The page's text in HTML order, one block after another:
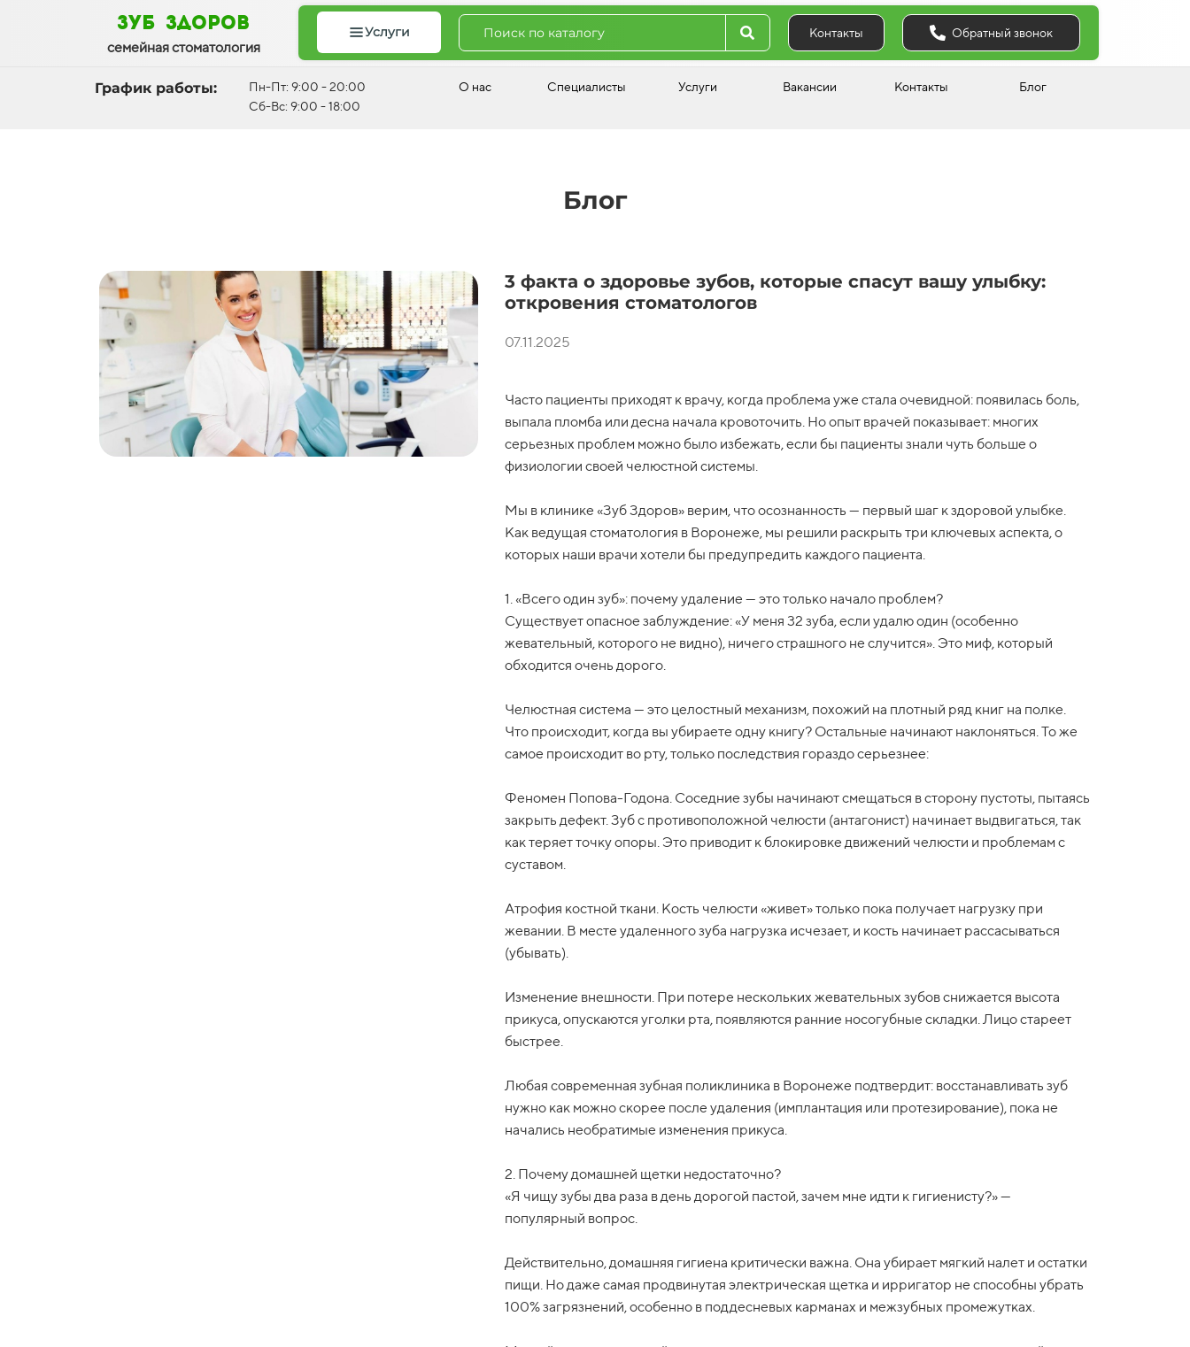
зуб здоров
семейная стоматология
Услуги Контакты Обратный звонок
График работы:
Пн-Пт: 9:00 - 20:00
Сб-Вс: 9:00 - 18:00
О нас Специалисты Услуги Вакансии Контакты Блог
Блог
3 факта о здоровье зубов, которые спасут вашу улыбку:
откровения стоматологов
07.11.2025
Часто пациенты приходят к врачу, когда проблема уже стала очевидной: появилась боль,
выпала пломба или десна начала кровоточить. Но опыт врачей показывает: многих
серьезных проблем можно было избежать, если бы пациенты знали чуть больше о
физиологии своей челюстной системы.
Мы в клинике «Зуб Здоров» верим, что осознанность — первый шаг к здоровой улыбке.
Как ведущая стоматология в Воронеже, мы решили раскрыть три ключевых аспекта, о
которых наши врачи хотели бы предупредить каждого пациента.
1. «Всего один зуб»: почему удаление — это только начало проблем?
Существует опасное заблуждение: «У меня 32 зуба, если удалю один (особенно
жевательный, которого не видно), ничего страшного не случится». Это миф, который
обходится очень дорого.
Челюстная система — это целостный механизм, похожий на плотный ряд книг на полке.
Что происходит, когда вы убираете одну книгу? Остальные начинают наклоняться. То же
самое происходит во рту, только последствия гораздо серьезнее:
Феномен Попова-Годона. Соседние зубы начинают смещаться в сторону пустоты, пытаясь
закрыть дефект. Зуб с противоположной челюсти (антагонист) начинает выдвигаться, так
как теряет точку опоры. Это приводит к блокировке движений челюсти и проблемам с
суставом.
Атрофия костной ткани. Кость челюсти «живет» только пока получает нагрузку при
жевании. В месте удаленного зуба нагрузка исчезает, и кость начинает рассасываться
(убывать).
Изменение внешности. При потере нескольких жевательных зубов снижается высота
прикуса, опускаются уголки рта, появляются ранние носогубные складки. Лицо стареет
быстрее.
Любая современная зубная поликлиника в Воронеже подтвердит: восстанавливать зуб
нужно как можно скорее после удаления (имплантация или протезирование), пока не
начались необратимые изменения прикуса.
2. Почему домашней щетки недостаточно?
«Я чищу зубы два раза в день дорогой пастой, зачем мне идти к гигиенисту?» —
популярный вопрос.
Действительно, домашняя гигиена критически важна. Она убирает мягкий налет и остатки
пищи. Но даже самая продвинутая электрическая щетка и ирригатор не способны убрать
100% загрязнений, особенно в поддесневых карманах и межзубных промежутках.